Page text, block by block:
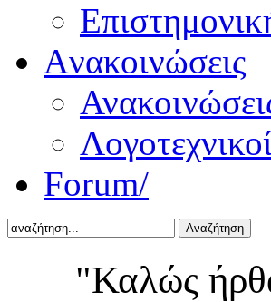
Aνακοινώσεις
Forum/
Αναζήτηση
"Καλώς